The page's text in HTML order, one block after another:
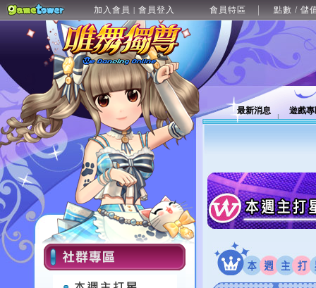
加入會員 | 會員登入 會員特區 點數 / 儲
最新消息 遊戲